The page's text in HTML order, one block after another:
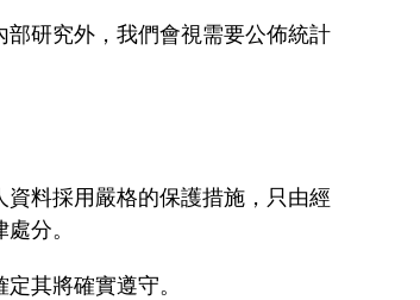
研究外，我們會視需要公佈統計
料採用嚴格的保護措施，只由經
分。
其將確實遵守。